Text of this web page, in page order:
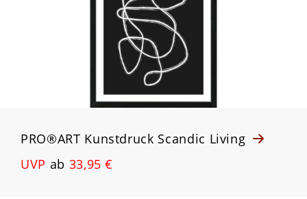
PRO®ART Kunstdruck Scandic Living
UVP ab 33,95 €